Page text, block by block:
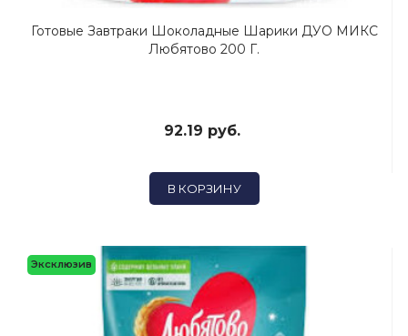
Готовые Завтраки Шоколадные Шарики ДУО МИКС
Любятово 200 Г.
92.19 руб.
В КОРЗИНУ
Эксклюзив